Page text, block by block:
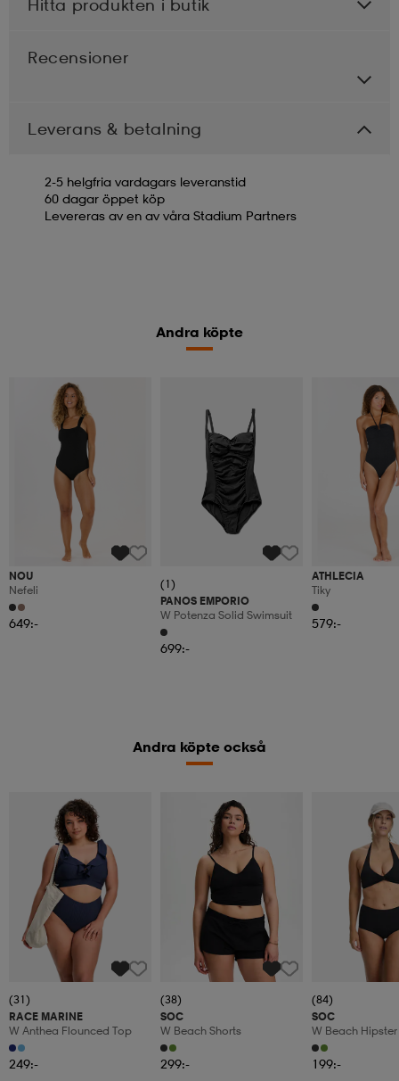
Hitta produkten i butik
Recensioner
Leverans & betalning
2-5 helgfria vardagars leveranstid
60 dagar öppet köp
Levereras av en av våra Stadium Partners
Andra köpte
NOU
Nefeli
649:-
(1)
PANOS EMPORIO
W Potenza Solid Swimsuit
699:-
ATHLECIA
Tiky
579:-
Andra köpte också
(31)
RACE MARINE
W Anthea Flounced Top
249:-
(38)
SOC
W Beach Shorts
299:-
(84)
SOC
W Beach Hipster
199:-